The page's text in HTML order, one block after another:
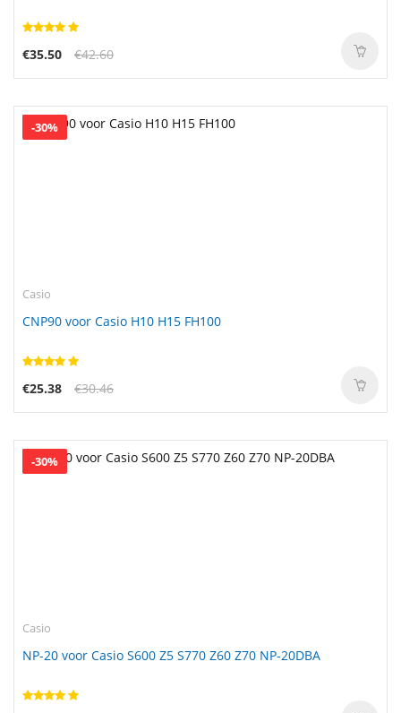
€35.50 €42.60
-30%
Casio
CNP90 voor Casio H10 H15 FH100
€25.38 €30.46
-30%
Casio
NP-20 voor Casio S600 Z5 S770 Z60 Z70 NP-20DBA